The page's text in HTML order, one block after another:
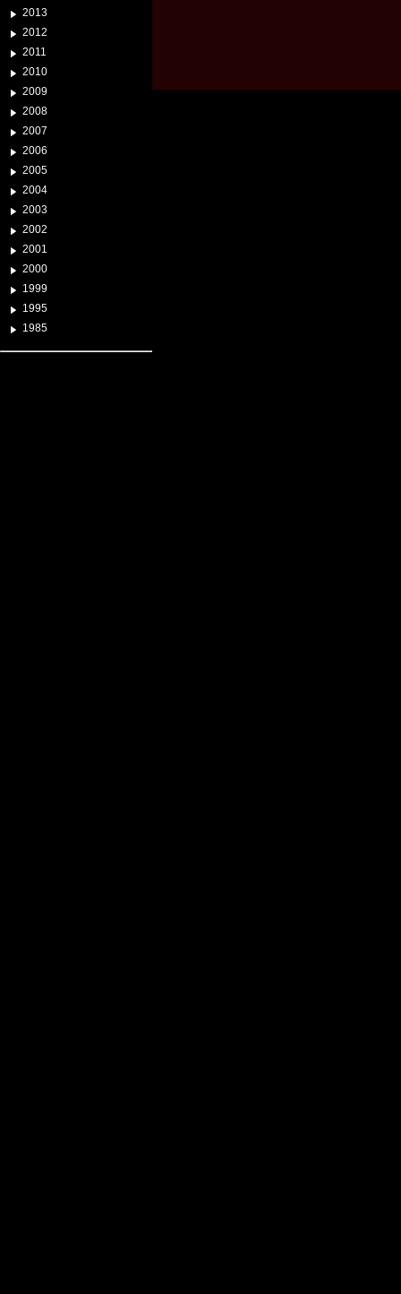
2013
2012
2011
2010
2009
2008
2007
2006
2005
2004
2003
2002
2001
2000
1999
1995
1985